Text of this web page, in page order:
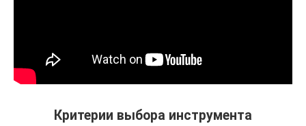
Критерии выбора инструмента